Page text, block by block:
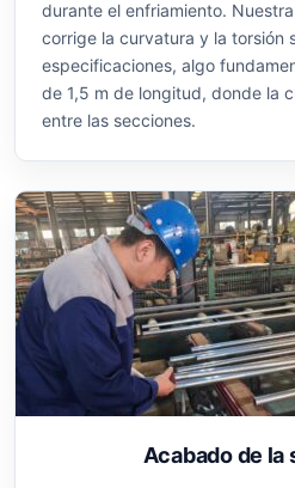
durante el enfriamiento.
corrige la curvatura y la torsión
especificaciones, algo
de 1,5 m de longitud, donde la
entre las secciones.
Acabado de la